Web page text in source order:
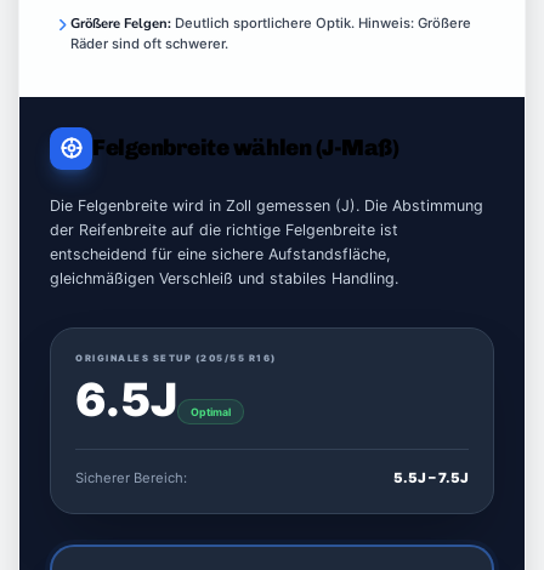
Größere Felgen:Deutlich sportlichere Optik. Hinweis: Größere
Räder sind oft schwerer.
Felgenbreite wählen (J-Maß)
Die Felgenbreite wird in Zoll gemessen (J). Die Abstimmung
der Reifenbreite auf die richtige Felgenbreite ist
entscheidend für eine sichere Aufstandsfläche,
gleichmäßigen Verschleiß und stabiles Handling.
ORIGINALES SETUP (205/55 R16)
6.5J Optimal
Sicherer Bereich: 5.5J – 7.5J